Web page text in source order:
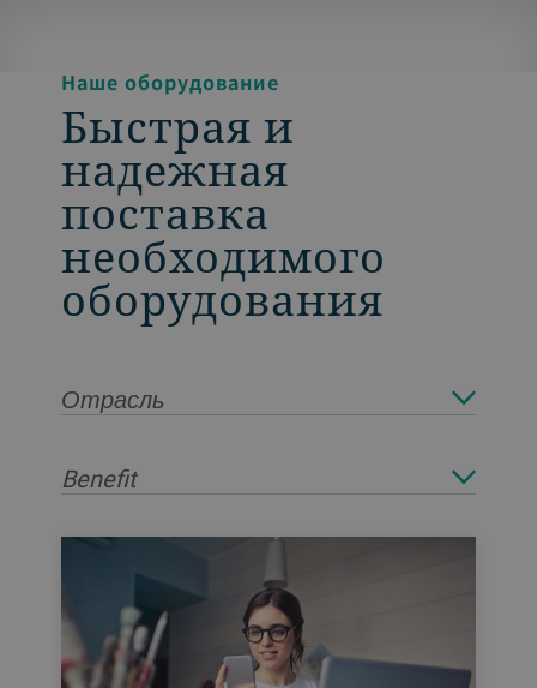
Наше оборудование
Быстрая и
надежная
поставка
необходимого
оборудования
Отрасль
Benefit